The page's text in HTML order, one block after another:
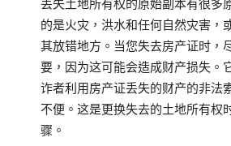
丢失土地所有权的原始副本有很多
的是火灾，洪水和任何自然灾害，
其放错地方。 当您失去房产证时，
要，因为这可能会造成财产损失。
诈者利用房产证丢失的财产的非法
不便。这是更换失去的土地所有权
骤。